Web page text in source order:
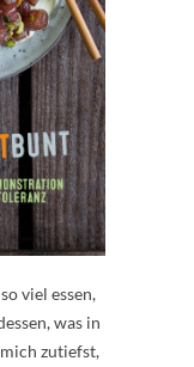
viel essen,
was in
zutiefst,